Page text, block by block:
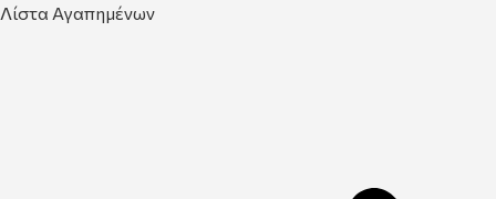
Λίστα Αγαπημένων